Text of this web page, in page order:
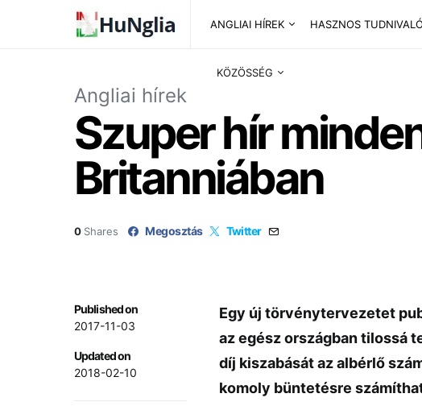
ANGLIAI HÍREK HASZNOS
KÖZÖSSÉG
Angliai hírek
Szuper hír
Britanniában
0 Shares Megosztás Twitter
Published on
2017-11-03
Updated on
2018-02-10
Egy új törvénytervezetet
az egész országban tilossá
díj kiszabását az albérlő
komoly büntetésre